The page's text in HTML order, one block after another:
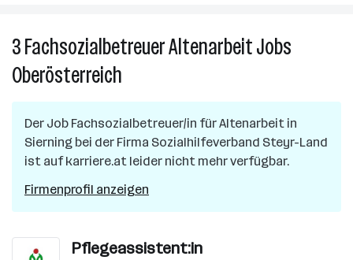
3Fachsozialbetreuer AltenarbeitJobs
Oberösterreich
Der Job Fachsozialbetreuer/in für Altenarbeit in
Sierning bei der Firma Sozialhilfeverband Steyr-Land
ist auf karriere.at leider nicht mehr verfügbar.
Firmenprofil anzeigen
Pflegeassistent:in